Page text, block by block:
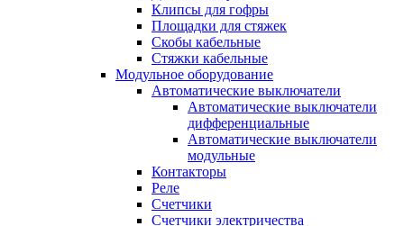
Клипсы для гофры
Площадки для стяжек
Скобы кабельные
Стяжки кабельные
Модульное оборудование
Автоматические выключатели
Автоматические выключатели
дифференциальные
Автоматические выключатели
модульные
Контакторы
Реле
Счетчики
Счетчики электричества